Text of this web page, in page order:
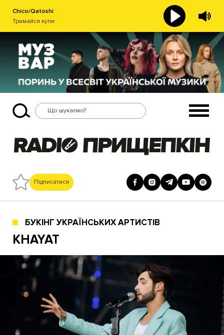
Chico/Qatoshi
Тримайся купи
Підписатися
БУКІНГ УКРАЇНСЬКИХ АРТИСТІВ
KHAYAT